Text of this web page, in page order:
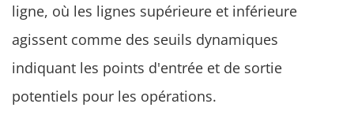
ligne, où les lignes supérieure et inférieure
agissent comme des seuils dynamiques
indiquant les points d'entrée et de sortie
potentiels pour les opérations.